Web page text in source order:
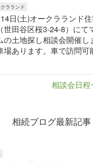
ラランド
日(土)オークラランド
世田谷区桜3-24-8）にて
の土地探し相談会開催し
場あります。車で訪問可
相談会日程
相続ブログ最新記事